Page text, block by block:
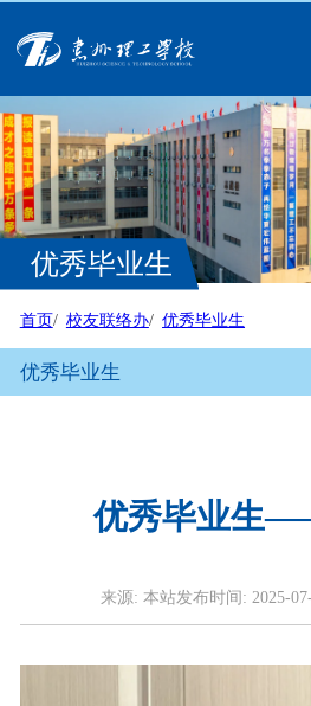
优秀毕业生
首页 校友联络办 优秀毕业生
优秀毕业生
优秀毕业生
来源: 本站发布时间: 2025-